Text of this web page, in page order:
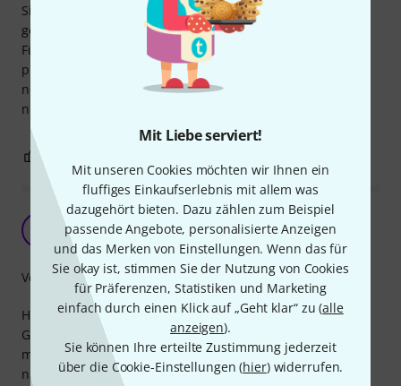
Mit Liebe serviert!
Mit unseren Cookies möchten wir Ihnen ein
fluffiges Einkaufserlebnis mit allem was
dazugehört bieten. Dazu zählen zum Beispiel
passende Angebote, personalisierte Anzeigen
und das Merken von Einstellungen. Wenn das für
Sie okay ist, stimmen Sie der Nutzung von Cookies
für Präferenzen, Statistiken und Marketing
einfach durch einen Klick auf „Geht klar“ zu (alle
anzeigen).
Sie können Ihre erteilte Zustimmung jederzeit
über die Cookie-Einstellungen (hier) widerrufen.
Sitationen, in denen nur bei'm Warten/Prüfen von Geräten
gesteckt werden muss. Dafür ist der Stecker einwandfrei.
Für kleinere Leitungsquerschnitte lässt sich der Stecker
problemfrei montieren, Gummileitung mit 3x1,5mm² geht
noch, macht aber wenig Spaß und bei 3x2,5mm² ist leider
nichts mehr zu machen.
Nicht so toll
Germann Technik 28.06.2026
Habe mehrere Dutzend seit längerer Zeit im Einsatz. Im
Gegensatz zu den Originalen habe ich bei diesen immer
mal wieder verlorene Riegel. Ausserdem kann 2.5er Kabel
nicht montiert werden, womit der Stecker ganz streng
Verarbeitung